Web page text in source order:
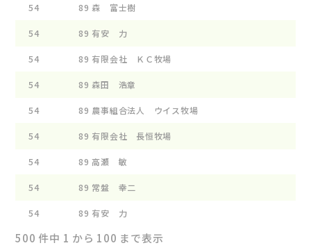
54 89 森 富士樹
54 89 有安 力
54 89 有限会社 ＫＣ牧場
54 89 森田 浩章
54 89 農事組合法人 ウイス牧場
54 89 有限会社 長恒牧場
54 89 高瀬 敏
54 89 常盤 幸二
54 89 有安 力
500 件中 1 から 100 まで表示